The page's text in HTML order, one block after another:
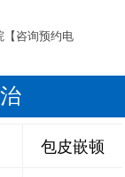
【咨询预约电
包皮嵌顿